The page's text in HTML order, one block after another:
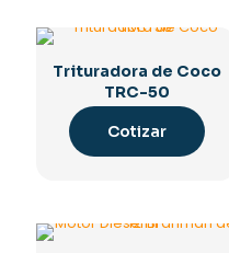
Trituradora de Coco
TRC-50
Cotizar